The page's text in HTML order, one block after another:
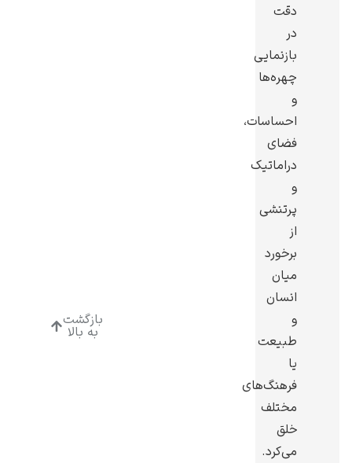
دقت
در
بازنمایی
چهره‌ها
و
احساسات،
فضای
دراماتیک
و
پرتنشی
از
برخورد
میان
انسان
و
طبیعت
یا
فرهنگ‌های
مختلف
خلق
می‌کرد.
بازگشت
به بالا